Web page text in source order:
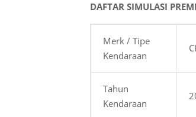
DAFTAR SIMULASI
Merk / Tipe
Kendaraan
Tahun
Kendaraan